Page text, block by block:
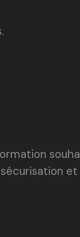
et